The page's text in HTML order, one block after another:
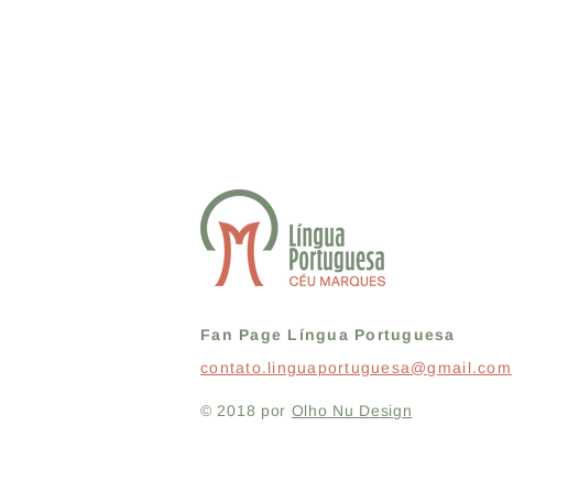
Fan Page Língua Portuguesa
contato.linguaportuguesa@gmail.com
© 2018 por Olho Nu Design